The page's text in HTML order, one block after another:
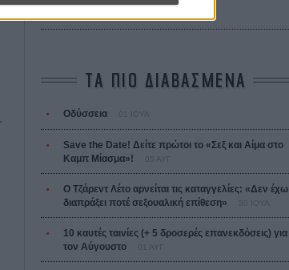
L’ Affaire Bojarski (The Moneymaker)
ΤΑ ΠΙΟ ΔΙΑΒΑΣΜΕΝΑ
Οδύσσεια
Save the Date! Δείτε πρώτοι το «Σεξ και Αίμα στο
Καμπ Μίασμα»!
Ο Τζάρεντ Λέτο αρνείται τις καταγγελίες: «Δεν έχω
διαπράξει ποτέ σεξουαλική επίθεση»
10 καυτές ταινίες (+ 5 δροσερές επανεκδόσεις) για
τον Αύγουστο